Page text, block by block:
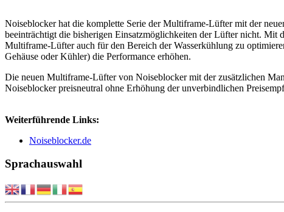
Noiseblocker hat die komplette Serie der Multiframe-Lüfter mit der
beeinträchtigt die bisherigen Einsatzmöglichkeiten der Lüfter nicht. Mit
Multiframe-Lüfter auch für den Bereich der Wasserkühlung zu
Gehäuse oder Kühler) die Performance erhöhen.
Die neuen Multiframe-Lüfter von Noiseblocker mit der zusätzlichen
Noiseblocker preisneutral ohne Erhöhung der unverbindlichen
Weiterführende Links:
Noiseblocker.de
Sprachauswahl